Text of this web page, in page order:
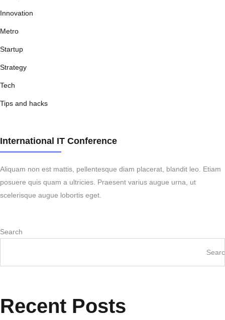
Innovation
Metro
Startup
Strategy
Tech
Tips and hacks
International IT Conference
Aliquam non est mattis, pellentesque diam placerat, blandit leo. Etiam
posuere quis quam a ultricies. Praesent varius augue urna, ut
scelerisque augue lobortis eget.
Search
Recent Posts